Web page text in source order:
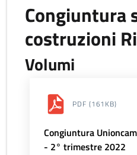
Congiuntura
costruzioni
Volumi
PDF (161KB)
Congiuntura
- 2° trimestre 2022